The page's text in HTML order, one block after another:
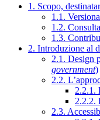
1. Scopo,
1.1.
1.2.
1.3.
2. Introduzione al
2.1. Design
government)
2.2.
2.2.1.
2.2.2.
2.3.